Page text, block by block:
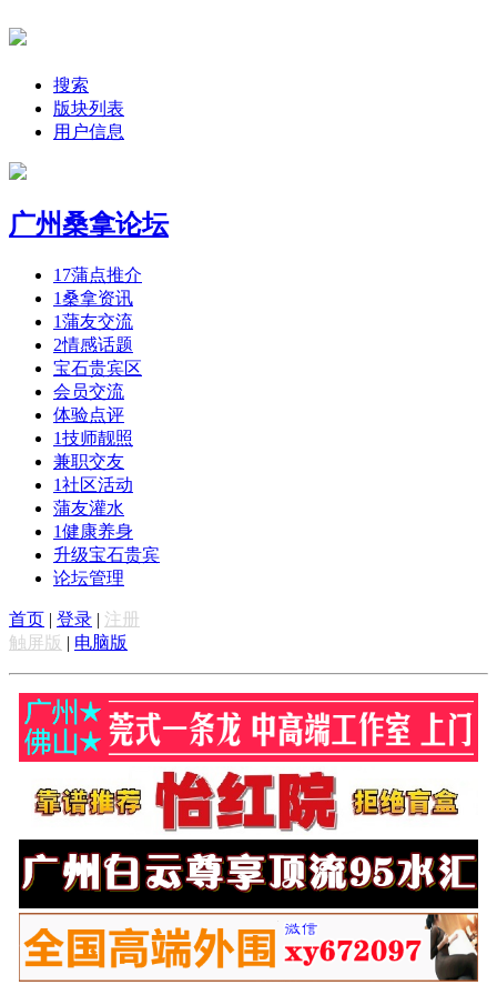
搜索
版块列表
用户信息
广州桑拿论坛
17蒲点推介
1桑拿资讯
1蒲友交流
2情感话题
宝石贵宾区
会员交流
体验点评
1技师靓照
兼职交友
1社区活动
蒲友灌水
1健康养身
升级宝石贵宾
论坛管理
首页 | 登录 | 注册
触屏版 | 电脑版